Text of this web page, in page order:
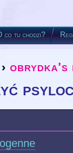
co tu chodzi?
› obrydka's